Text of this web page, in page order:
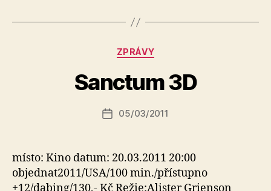
Rubriky
ZPRÁVY
Sanctum 3D
Autor
příspěvku
a
s
Datum
05/03/2011
místo: Kino datum: 20.03.2011 20:00
objednat2011/USA/100 min./přístupno
+12/dabing/130,- Kč Režie:Alister Grienson